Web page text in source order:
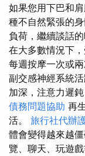
如果您用下巴和
種不自然緊張的
負荷，繼續談話
在大多數情況下
每週按摩一次或兩
副交感神經系統
加深，注意力遲
債務問題協助 再
活。 旅行社代辦
體會變得越來越僵
覽、聊天、玩遊